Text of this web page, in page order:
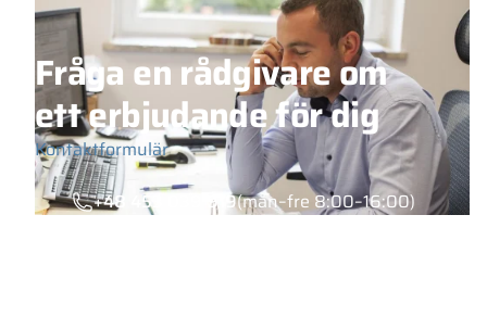
Fråga en rådgivare om
ett erbjudande för dig
Kontaktformulär
+48 453 039 919(mån–fre 8:00–16:00)